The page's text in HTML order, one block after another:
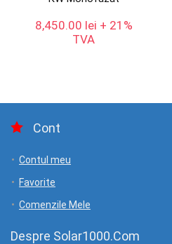
8,450.00 lei + 21%
TVA
Cont
Contul meu
Favorite
Comenzile Mele
Despre Solar1000.Com